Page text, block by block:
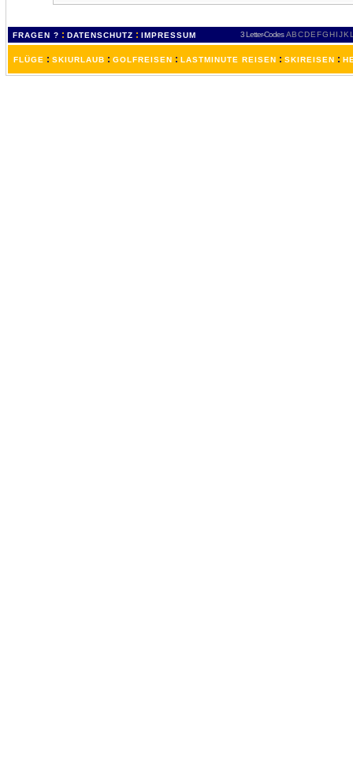
FRAGEN ? : DATENSCHUTZ : IMPRESSUM 3 Letter-Codes ABCDEFGH IJKL
FLÜGE : SKIURLAUB : GOLFREISEN : LASTMINUTE REISEN : SKIREISEN :